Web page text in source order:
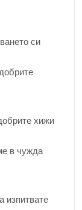
си
хижи
в чужда
изпитвате